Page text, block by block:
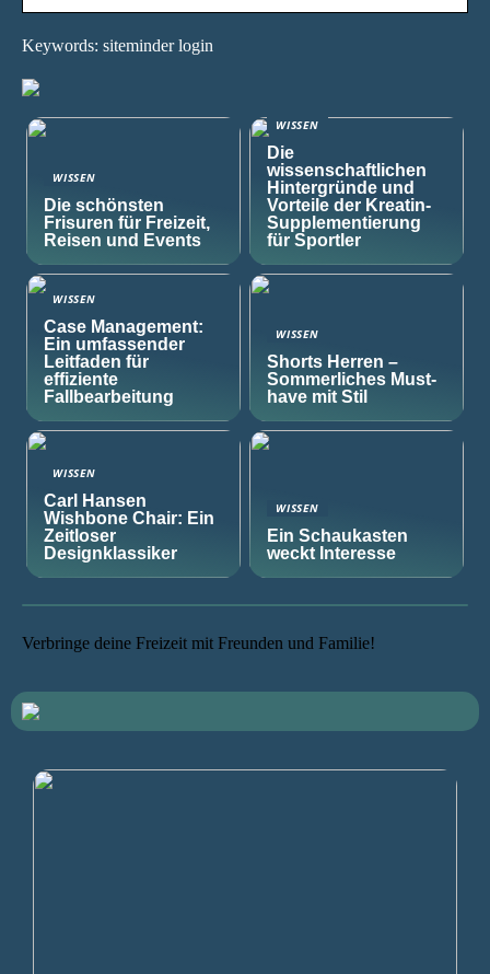
Keywords: siteminder login
WISSEN
Die schönsten
Frisuren für Freizeit,
Reisen und Events
WISSEN
Die
wissenschaftlichen
Hintergründe und
Vorteile der Kreatin-
Supplementierung
für Sportler
WISSEN
Case Management:
Ein umfassender
Leitfaden für
effiziente
Fallbearbeitung
WISSEN
Shorts Herren –
Sommerliches Must-
have mit Stil
WISSEN
Carl Hansen
Wishbone Chair: Ein
Zeitloser
Designklassiker
WISSEN
Ein Schaukasten
weckt Interesse
Verbringe deine Freizeit mit Freunden und Familie!